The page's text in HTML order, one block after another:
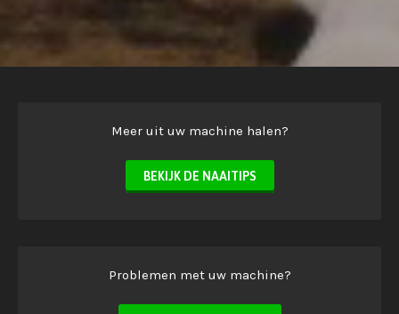
Meer uit uw machine halen?
BEKIJK DE NAAITIPS
Problemen met uw machine?